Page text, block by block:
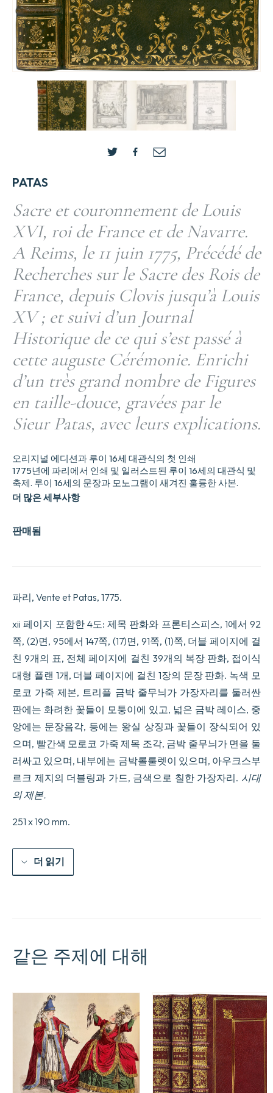
PATAS
Sacre et couronnement de Louis
XVI, roi de France et de Navarre.
A Reims, le 11 juin 1775, Précédé de
Recherches sur le Sacre des Rois de
France, depuis Clovis jusqu’à Louis
XV ; et suivi d’un Journal
Historique de ce qui s’est passé à
cette auguste Cérémonie. Enrichi
d’un très grand nombre de Figures
en taille-douce, gravées par le
Sieur Patas, avec leurs explications.
판매됨
오리지널 에디션과 루이 16세 대관식의 첫 인쇄
1775년에 파리에서 인쇄 및 일러스트된 루이 16세의 대관식 및
축제. 루이 16세의 문장과 모노그램이 새겨진 훌륭한 사본.
더 많은 세부사항
파리, Vente et Patas, 1775.
xii 페이지 포함한 4도: 제목 판화와 프론티스피스, 1에서 92
쪽, (2)면, 95에서 147쪽, (17)면, 91쪽, (1)쪽, 더블 페이지에 걸
친 9개의 표, 전체 페이지에 걸친 39개의 복장 판화, 접이식
대형 플랜 1개, 더블 페이지에 걸친 1장의 문장 판화. 녹색 모
로코 가죽 제본, 트리플 금박 줄무늬가 가장자리를 둘러싼
판에는 화려한 꽃들이 모퉁이에 있고, 넓은 금박 레이스, 중
앙에는 문장음각, 등에는 왕실 상징과 꽃들이 장식되어 있
으며, 빨간색 모로코 가죽 제목 조각, 금박 줄무늬가 면을 둘
러싸고 있으며, 내부에는 금박롤룰렛이 있으며, 아우크스부
르크 제지의 더블링과 가드, 금색으로 칠한 가장자리. 시대
의 제본.
251 x 190 mm.
더 읽기
같은 주제에 대해